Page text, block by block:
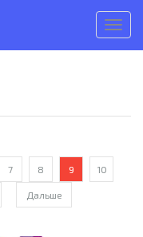
меню
7 8 9 10
Дальше